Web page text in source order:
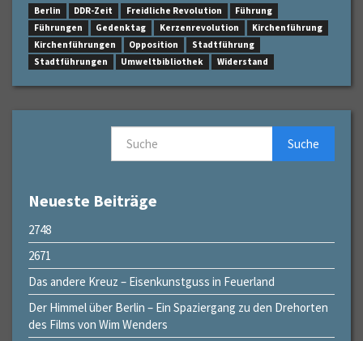
Berlin DDR-Zeit Freidliche Revolution
Führung
Führungen
Gedenktag Kerzenrevolution
Kirchenführung
Kirchenführungen
Opposition
Stadtführung
Stadtführungen
Umweltbibliothek Widerstand
Suche
Neueste Beiträge
2748
2671
Das andere Kreuz – Eisenkunstguss in Feuerland
Der Himmel über Berlin – Ein Spaziergang zu den Drehorten
des Films von Wim Wenders